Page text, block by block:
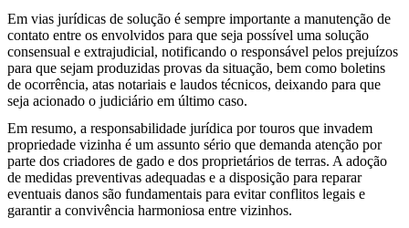
Em vias jurídicas de solução é sempre importante a manutenção de
contato entre os envolvidos para que seja possível uma solução
consensual e extrajudicial, notificando o responsável pelos prejuízos
para que sejam produzidas provas da situação, bem como boletins
de ocorrência, atas notariais e laudos técnicos, deixando para que
seja acionado o judiciário em último caso.
Em resumo, a responsabilidade jurídica por touros que invadem
propriedade vizinha é um assunto sério que demanda atenção por
parte dos criadores de gado e dos proprietários de terras. A adoção
de medidas preventivas adequadas e a disposição para reparar
eventuais danos são fundamentais para evitar conflitos legais e
garantir a convivência harmoniosa entre vizinhos.